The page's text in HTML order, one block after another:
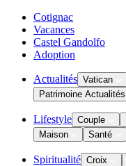
Cotignac
Vacances
Castel Gandolfo
Adoption
Actualités Vatican
Patrimoine Actualités
Lifestyle Couple
Maison
Santé
Spiritualité Croix